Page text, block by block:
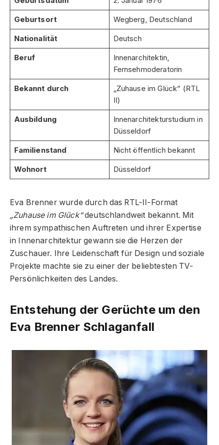
Geburtsort Wegberg, Deutschland
Nationalität Deutsch
Beruf
Innenarchitektin,
Fernsehmoderatorin
Bekannt durch
„Zuhause im Glück“ (RTL
II)
Ausbildung
Innenarchitekturstudium in
Düsseldorf
Familienstand Nicht öffentlich bekannt
Wohnort Düsseldorf
Eva Brenner wurde durch das RTL-II-Format
„Zuhause im Glück“deutschlandweit bekannt. Mit
ihrem sympathischen Auftreten und ihrer Expertise
in Innenarchitektur gewann sie die Herzen der
Zuschauer. Ihre Leidenschaft für Design und soziale
Projekte machte sie zu einer der beliebtesten TV-
Persönlichkeiten des Landes.
Entstehung der Gerüchte um den
Eva Brenner Schlaganfall